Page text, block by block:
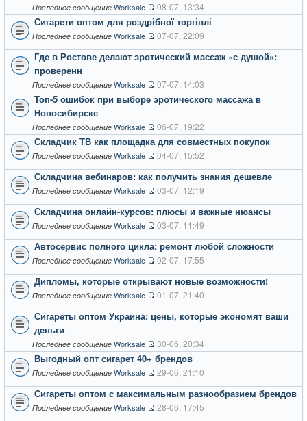
Последнее сообщение Worksale 08-07, 13:34
Сигарети оптом для роздрібної торгівлі
Последнее сообщение Worksale 07-07, 22:09
Где в Ростове делают эротический массаж «с душой»:
проверенн
Последнее сообщение Worksale 07-07, 14:03
Топ-5 ошибок при выборе эротического массажа в
Новосибирске
Последнее сообщение Worksale 06-07, 19:22
Складчик ТВ как площадка для совместных покупок
Последнее сообщение Worksale 04-07, 15:52
Складчина вебинаров: как получить знания дешевле
Последнее сообщение Worksale 03-07, 12:19
Складчина онлайн-курсов: плюсы и важные нюансы
Последнее сообщение Worksale 03-07, 11:49
Автосервис полного цикла: ремонт любой сложности
Последнее сообщение Worksale 02-07, 17:55
Дипломы, которые открывают новые возможности!
Последнее сообщение Worksale 01-07, 21:40
Сигареты оптом Украина: цены, которые экономят ваши
деньги
Последнее сообщение Worksale 30-06, 20:34
Выгодный опт сигарет 40+ брендов
Последнее сообщение Worksale 29-06, 21:10
Сигареты оптом с максимальным разнообразием брендов
Последнее сообщение Worksale 28-06, 17:45